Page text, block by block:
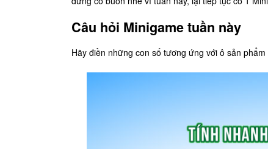
Câu hỏi Minigame tuần này
Hãy điền những con số tương ứng với ô sản